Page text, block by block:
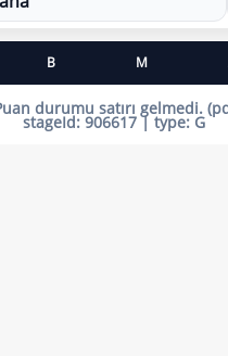
B M
durumu satırı gelmedi.
stageId: 906617| type: G